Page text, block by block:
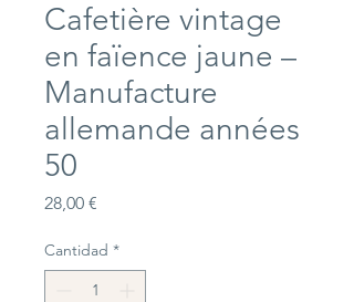
Cafetière vintage
en faïence jaune –
Manufacture
allemande années
50
28,00 €
Cantidad *